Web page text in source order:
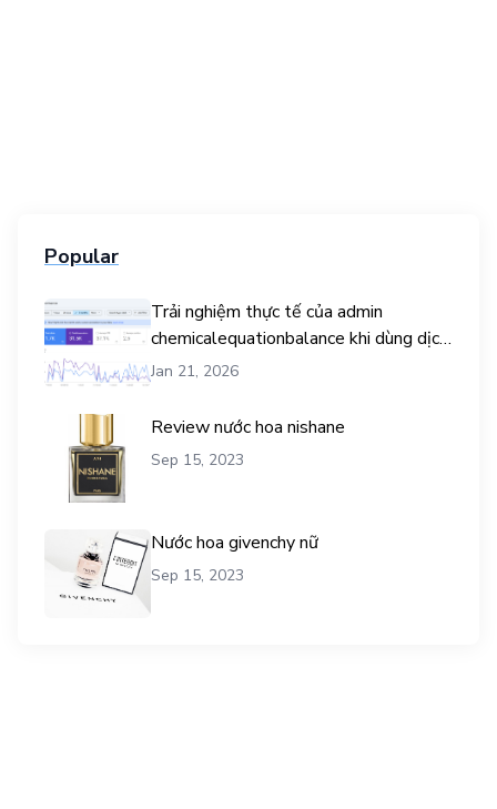
Popular
Trải nghiệm thực tế của admin
chemicalequationbalance khi dùng dịch
vụ mua traffic user
Jan 21, 2026
Review nước hoa nishane
Sep 15, 2023
Nước hoa givenchy nữ
Sep 15, 2023